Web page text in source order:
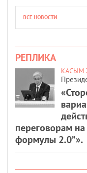
ВСЕ НОВОСТИ
РЕПЛИКА
переговорам на
формулы 2.0”».